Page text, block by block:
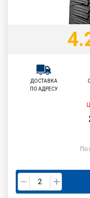
ДОСТАВКА
ПО АДРЕСУ
По